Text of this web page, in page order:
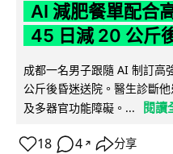
AI 減肥餐單配合
45 日減 20 公斤
成都一名男子跟隨 AI 制訂高
公斤後昏迷送院。醫生診斷
及多器官功能障礙。...
閱讀
18 4 ↗ 分享